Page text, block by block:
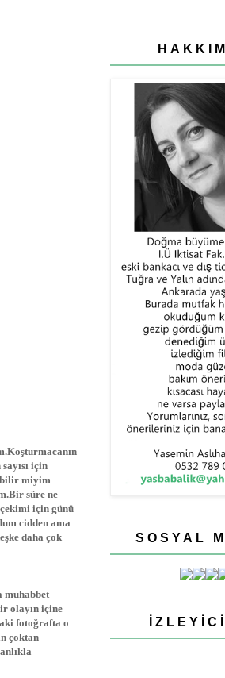
için
miyim
süre ne
için günü
cidden ama
daha çok
muhabbet
olayın içine
fotoğrafta o
çoktan
SOSYAL